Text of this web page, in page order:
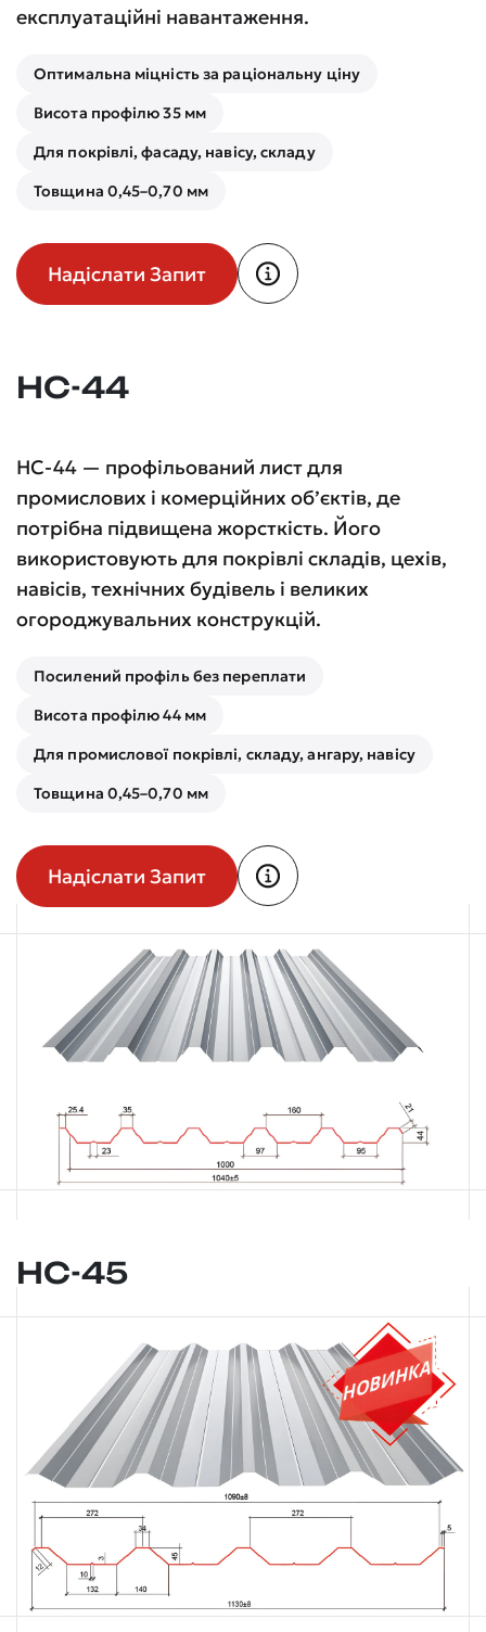
експлуатаційні навантаження.
Оптимальна міцність за раціональну ціну
Висота профілю 35 мм
Для покрівлі, фасаду, навісу, складу
Товщина 0,45–0,70 мм
Надіслати Запит
НС-44
НС-44 — профільований лист для
промислових і комерційних об’єктів, де
потрібна підвищена жорсткість. Його
використовують для покрівлі складів, цехів,
навісів, технічних будівель і великих
огороджувальних конструкцій.
Посилений профіль без переплати
Висота профілю 44 мм
Для промислової покрівлі, складу, ангару, навісу
Товщина 0,45–0,70 мм
Надіслати Запит
НС-45